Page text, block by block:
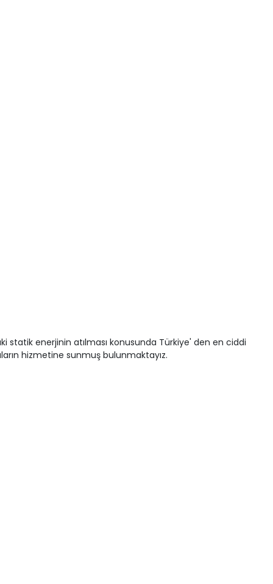
statik enerjinin atılması konusunda Türkiye' den en ciddi
hizmetine sunmuş bulunmaktayız.